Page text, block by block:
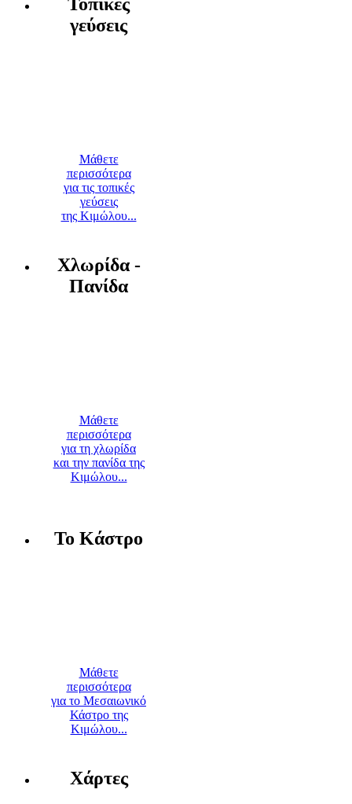
Τοπικές
γεύσεις
Μάθετε
περισσότερα
για τις τοπικές
γεύσεις
της Κιμώλου...
Χλωρίδα -
Πανίδα
Μάθετε
περισσότερα
για τη χλωρίδα
και την πανίδα της
Κιμώλου...
Το Κάστρο
Μάθετε
περισσότερα
για το Μεσαιωνικό
Κάστρο της
Κιμώλου...
Χάρτες